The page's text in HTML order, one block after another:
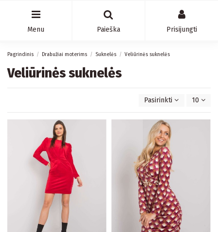
Menu Paieška Prisijungti
Pagrindinis Drabužiai moterims Suknelės Veliūrinės suknelės
Veliūrinės suknelės
Pasirinkti 10